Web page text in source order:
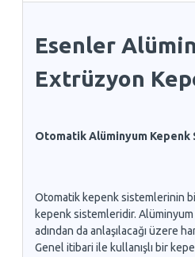
Esenler
Extrüzyon
Otomatik Alüminyum Kepenk
Otomatik kepenk sistemlerinin
kepenk sistemleridir.
adından da anlaşılacağı üzere
Genel itibari ile kullanışlı bir